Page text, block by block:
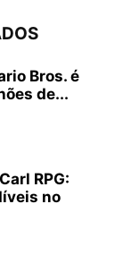
Bros. é
de...
RPG:
no